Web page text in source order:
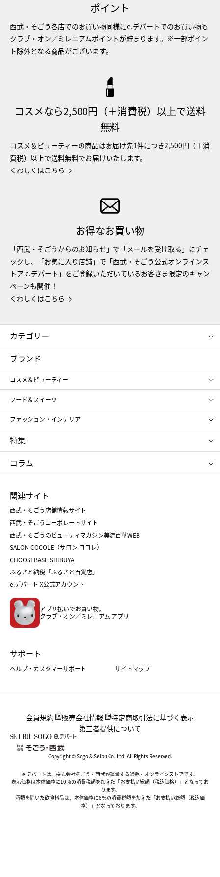
ポイント
西武・そごう各店でのお買い物同様にe.デパートでのお買い物も
クラブ・オン／ミレニアムポイントが貯まります。※一部ポイン
ト除外となる商品がございます。
コスメなら2,500円（＋消費税）以上で送料
無料
コスメ＆ビューティーの商品はお届け先1件につき2,500円（＋消
費税）以上で送料無料でお届けいたします。
くわしくはこちら
お得なお買い物
「西武・そごうからのお知らせ」で「メールを受け取る」にチェ
ックし、「お気に入り店舗」で「西武・そごう公式オンラインス
トア e.デパート」をご登録いただいているお客さま限定のキャン
ペーンも開催！
くわしくはこちら
カテゴリー
コスメ＆ビューティー
ギフト
レディース
メンズ
スポーツ・アウトドア
お中元
お歳暮
ブランド
コスメ＆ビューティー
SHISEIDO
ポール&ジョー ボーテ
ジルスチュアート
NARS
RMK
クリニーク
SK-Ⅱ
フード＆スイーツ
アンリ・シャルパンティエ
ゴディバ
新宿高野
たねや
ねんりん家
ファッション・インテリア
ポロ ラルフ ローレン
タケオ キクチ
ママ＆キッズ
シュタイフ
特集
お中元
ひな人形
五月人形
父の日
クリスマスケーキ
ホワイトデー
コラム
菓子折り
和菓子
人気のギフト
バレンタイン
ホワイトデー
おせち
フード
ホーム・キッチン＆アート
関連サイト
西武・そごう店舗情報サイト
西武・そごうコーポレートサイト
西武・そごうのビューティマガジン美流百華WEB
SALON COCOLE（サロン ココレ）
CHOOSEBASE SHIBUYA
ふるさと納税「ふるさと百貨店」
e.デパート X公式アカウント
アプリ払いでお買い物。
クラブ・オン／ミレニアム アプリ
サポート
ヘルプ・カスタマーサポート サイトマップ
会員規約 販売会社情報
特定商取引法に基づく表示
第三者提供について
Copyright © Sogo & Seibu Co.,Ltd. All Rights Reserved.
e.デパートは、株式会社そごう・西武が運営する通販・オンラインストアです。
表示価格は本体価格に10％の消費税額を加えた「お支払い総額（税込価格）」となってお
ります。
酒類を除いた飲食料品は、本体価格に8％の消費税額を加えた「お支払い総額（税込価
格）」となっております。